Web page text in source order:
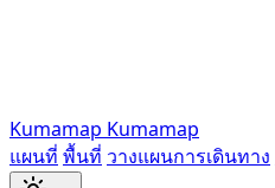
Kumamap Kumamap
แผนที่ พื้นที่ วางแผนการเดินทาง